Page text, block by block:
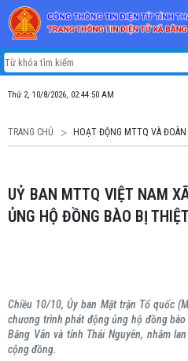
Thứ 2, 10/8/2026, 02:44:51 AM
TRANG CHỦ HOẠT ĐỘNG MTTQ VÀ
UỶ BAN MTTQ VIỆT NAM XÃ BẰNG VÂN PHÁT ĐỘNG
ỦNG HỘ ĐỒNG BÀO BỊ
Chiều 10/10, Ủy ban Mặt trận Tổ quốc
chương trình phát động ủng hộ đồng
Bằng Vân và tỉnh Thái Nguyên, nhằm
cộng đồng.